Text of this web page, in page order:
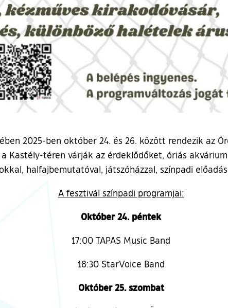
2025-ben október 24. és 26. között rendezik az
Kastély-téren várják az érdeklődőket, óriás
halfajbemutatóval, játszóházzal, színpadi
A fesztivál színpadi programjai:
Október 24. péntek
17:00 TAPAS Music Band
18:30 StarVoice Band
Október 25. szombat